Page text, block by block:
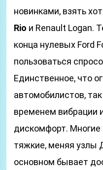
новинками, взять
Rio и Renault Logan.
конца нулевых Ford
пользоваться
Единственное, что
автомобилистов,
временем вибрации
дискомфорт. Многие
тяжкие, меняя узлы
основном бывает